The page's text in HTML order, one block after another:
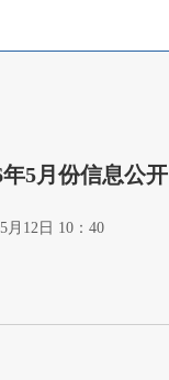
5月份信息公开
月12日 10：40